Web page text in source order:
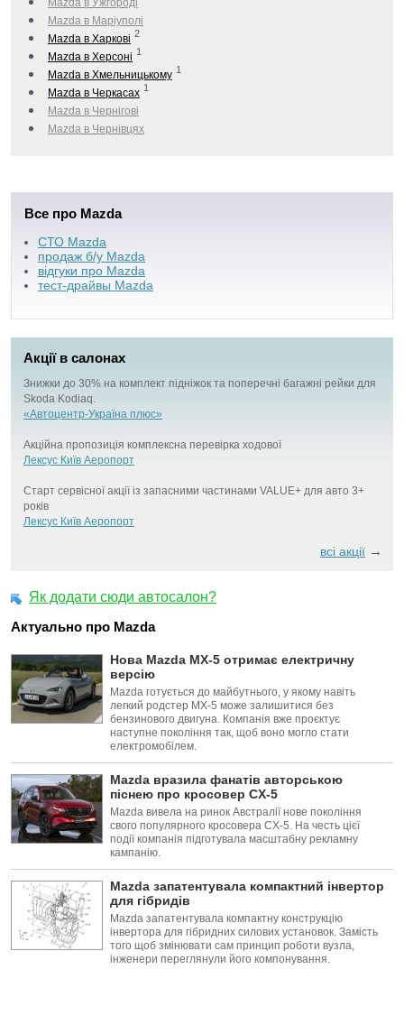
Mazda в Маріуполі
Mazda в Харкові 2
Mazda в Херсоні 1
Mazda в Хмельницькому 1
Mazda в Черкаcах 1
Mazda в Чернігові
Mazda в Чернівцях
Все про Mazda
СТО Mazda
продаж б/у Mazda
відгуки про Mazda
тест-драйвы Mazda
Акції в салонах
Знижки до 30% на комплект підніжок та поперечні багажні рейки для
Skoda Kodiaq.
«Автоцентр-Україна плюс»
Акційна пропозиція комплексна перевірка ходової
Лексус Київ Аеропорт
Старт сервісної акції із запасними частинами VALUE+ для авто 3+
років
Лексус Київ Аеропорт
всі акції →
Як додати сюди автосалон?
Актуально про Mazda
Нова Mazda MX-5 отримає електричну
версію
Mazda готується до майбутнього, у якому навіть
легкий родстер MX-5 може залишитися без
бензинового двигуна. Компанія вже проєктує
наступне покоління так, щоб воно могло стати
електромобілем.
Mazda вразила фанатів авторською
піснею про кросовер CX-5
Mazda вивела на ринок Австралії нове покоління
свого популярного кросовера CX-5. На честь цієї
події компанія підготувала масштабну рекламну
кампанію.
Mazda запатентувала компактний інвертор
для гібридів
Mazda запатентувала компактну конструкцію
інвертора для гібридних силових установок. Замість
того щоб змінювати сам принцип роботи вузла,
інженери переглянули його компонування.